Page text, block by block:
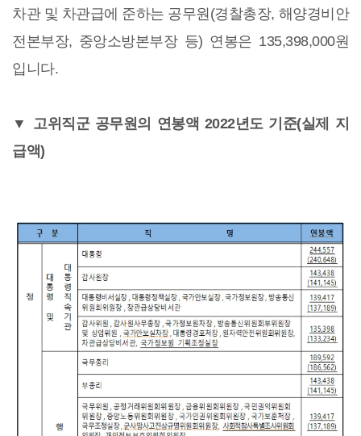
차관 및 차관급에 준하는 공무원(경찰총장, 해양경비안
전본부장, 중앙소방본부장 등) 연봉은 135,398,000원
입니다.
▼ 고위직군 공무원의 연봉액 2022년도 기준(실제 지
급액)